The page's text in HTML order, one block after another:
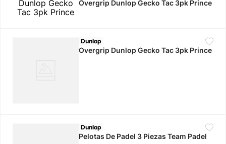
10. calzado
Overgrip Dunlop Gecko Tac 3pk Prince
Dunlop
Overgrip Dunlop Gecko Tac 3pk Prince
Dunlop
Pelotas De Padel 3 Piezas Team Padel